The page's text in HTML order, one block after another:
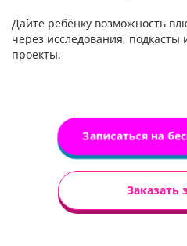
Дайте ребёнку возможность
через исследования, подкасты
проекты.
Записаться на
Заказать